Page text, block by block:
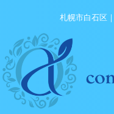
札幌市白石区